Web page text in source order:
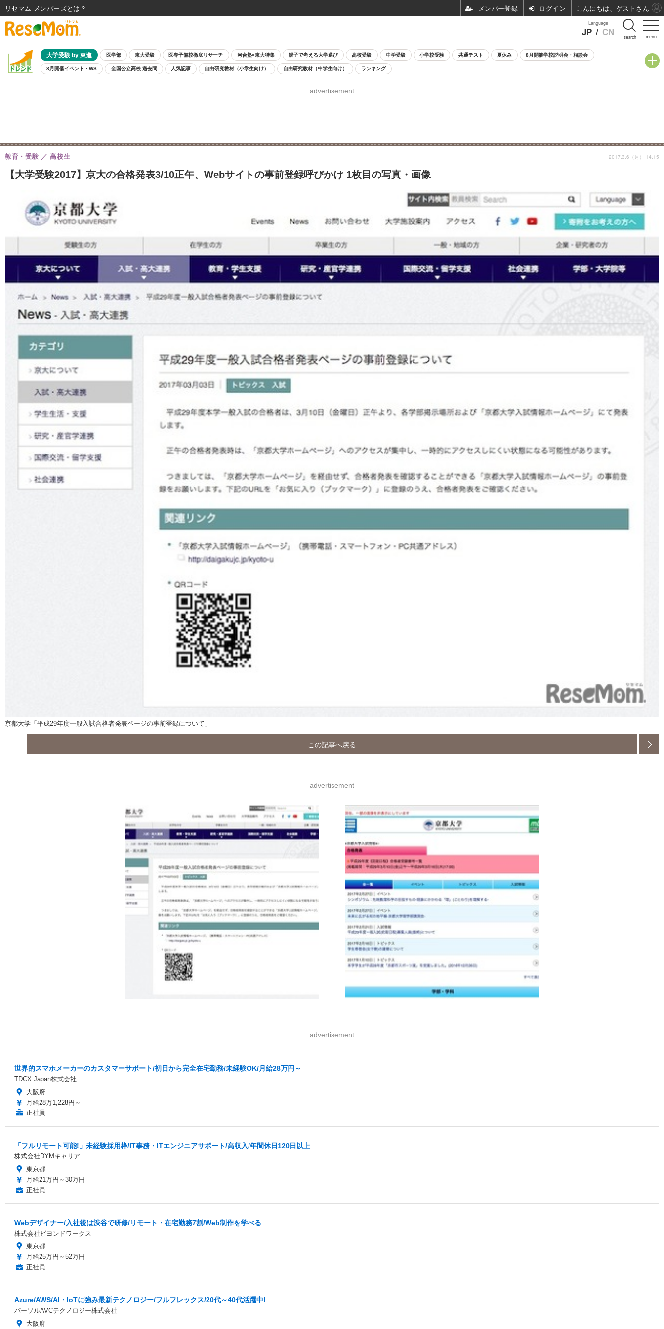
menu
Language
JP / CN search
大学受験 by 東進 医学部 東大受験 医専予備校徹底リサーチ 河合塾×東大特集 親子で考える大学選び 高校受験 中学受験 小学校受験 共通テスト 夏休み 8月開催学校説明会・相談会
8月開催イベント・WS 全国公立高校 過去問 人気記事 自由研究教材（小学生向け） 自由研究教材（中学生向け） ランキング
advertisement
【大学受験2017】京大の合格発表3/10正午、Webサイトの事前登録呼びかけ 1枚目の写真・画像
教育・受験 高校生 2017.3.6（月） 14:15
京都大学「平成29年度一般入試合格者発表ページの事前登録について」
この記事へ戻る
advertisement
advertisement
世界的スマホメーカーのカスタマーサポート/初日から完全在宅勤務/未経験OK/月給28万円～
TDCX Japan株式会社
大阪府
月給28万1,228円～
正社員
「フルリモート可能!」未経験採用枠/IT事務・ITエンジニアサポート/高収入/年間休日120日以上
株式会社DYMキャリア
東京都
月給21万円～30万円
正社員
Webデザイナー/入社後は渋谷で研修/リモート・在宅勤務7割/Web制作を学べる
株式会社ビヨンドワークス
東京都
月給25万円～52万円
正社員
Azure/AWS/AI・IoTに強み最新テクノロジー/フルフレックス/20代～40代活躍中!
パーソルAVCテクノロジー株式会社
大阪府
リセマム メンバーズ ログイン こんにちは、ゲストさん